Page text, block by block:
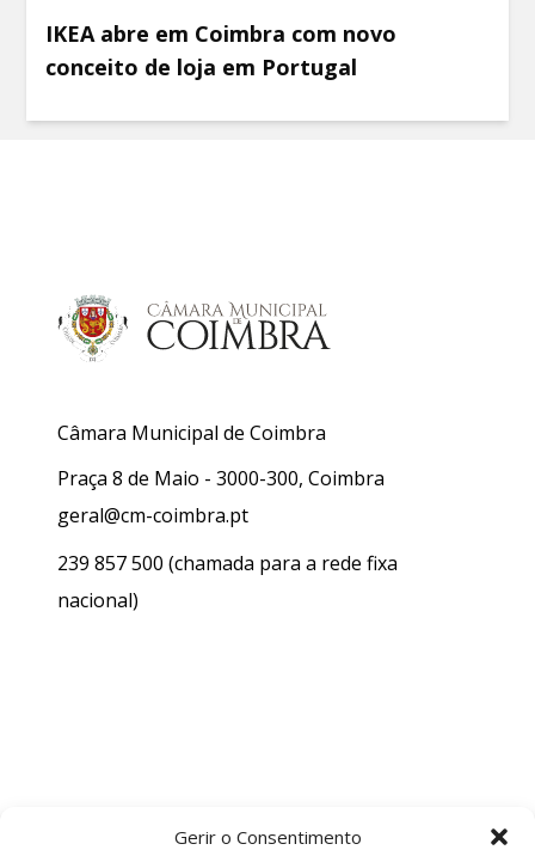
Gerir o Consentimento
IKEA abre em Coimbra com novo
conceito de loja em Portugal
Câmara Municipal de Coimbra
Praça 8 de Maio - 3000-300, Coimbra
geral@cm-coimbra.pt
239 857 500 (chamada para a rede fixa
nacional)